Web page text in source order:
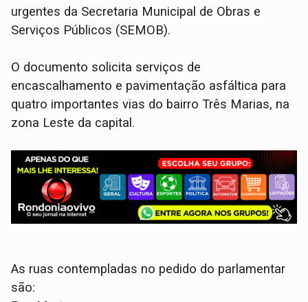
urgentes da Secretaria Municipal de Obras e
Serviços Públicos (SEMOB).
O documento solicita serviços de
encascalhamento e pavimentação asfáltica para
quatro importantes vias do bairro Três Marias, na
zona Leste da capital.
​As ruas contempladas no pedido do parlamentar
são: